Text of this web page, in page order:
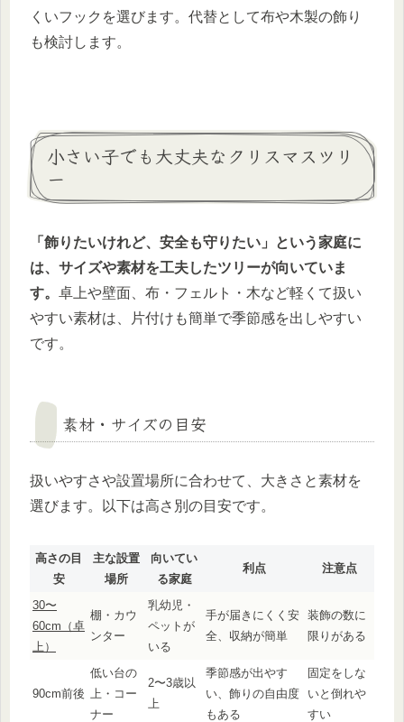
くいフックを選びます。代替として布や木製の飾り
も検討します。
小さい子でも大丈夫なクリスマスツリ
ー
「飾りたいけれど、安全も守りたい」という家庭に
は、サイズや素材を工夫したツリーが向いていま
す。 卓上や壁面、布・フェルト・木など軽くて扱い
やすい素材は、片付けも簡単で季節感を出しやすい
です。
素材・サイズの目安
扱いやすさや設置場所に合わせて、大きさと素材を
選びます。以下は高さ別の目安です。
高さの目
安
主な設置
場所
向いてい
る家庭
利点 注意点
30〜
60cm（卓
上）
棚・カウ
ンター
乳幼児・
ペットが
いる
手が届きにくく安
全、収納が簡単
装飾の数に
限りがある
90cm前後
低い台の
上・コー
ナー
2〜3歳以
上
季節感が出やす
い、飾りの自由度
もある
固定をしな
いと倒れや
すい